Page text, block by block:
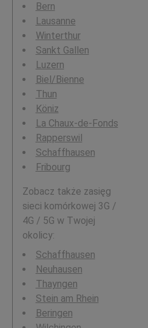
Bern
Lausanne
Winterthur
Sankt Gallen
Luzern
Biel/Bienne
Thun
Köniz
La Chaux-de-Fonds
Rapperswil
Schaffhausen
Fribourg
Zobacz także zasięg
sieci komórkowej 3G /
4G / 5G w Twojej
okolicy:
Schaffhausen
Neuhausen
Thayngen
Stein am Rhein
Beringen